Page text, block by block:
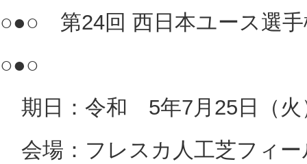
○●○ 第24回 西日本ユース選
○●○
期日：令和 5年7月25日（火
会場：フレスカ人工芝フィ